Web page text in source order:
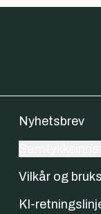
Nyhetsbrev
Vilkår og
KI-